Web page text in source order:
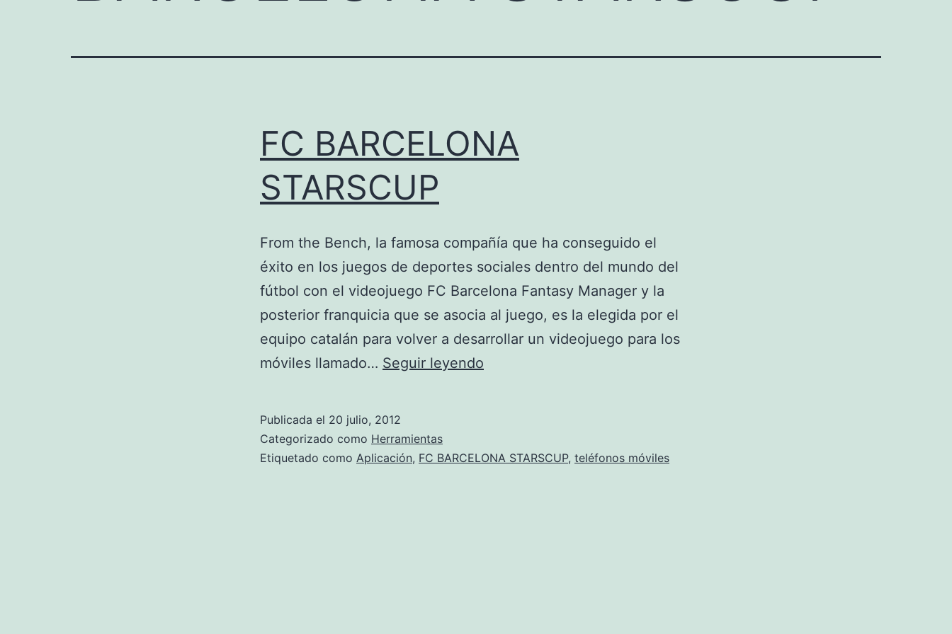
FC BARCELONA
STARSCUP
From the Bench, la famosa compañía que ha conseguido el
éxito en los juegos de deportes sociales dentro del mundo del
fútbol con el videojuego FC Barcelona Fantasy Manager y la
posterior franquicia que se asocia al juego, es la elegida por el
equipo catalán para volver a desarrollar un videojuego para los
móviles llamado… Seguir leyendo
Publicada el 20 julio, 2012
Categorizado como Herramientas
Etiquetado como Aplicación, FC BARCELONA STARSCUP, teléfonos móviles